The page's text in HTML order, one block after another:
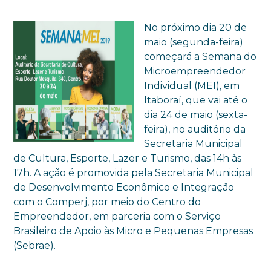
No próximo dia 20 de
maio (segunda-feira)
começará a Semana do
Microempreendedor
Individual (MEI), em
Itaboraí, que vai até o
dia 24 de maio (sexta-
feira), no auditório da
Secretaria Municipal
de Cultura, Esporte, Lazer e Turismo, das 14h às
17h. A ação é promovida pela Secretaria Municipal
de Desenvolvimento Econômico e Integração
com o Comperj, por meio do Centro do
Empreendedor, em parceria com o Serviço
Brasileiro de Apoio às Micro e Pequenas Empresas
(Sebrae).